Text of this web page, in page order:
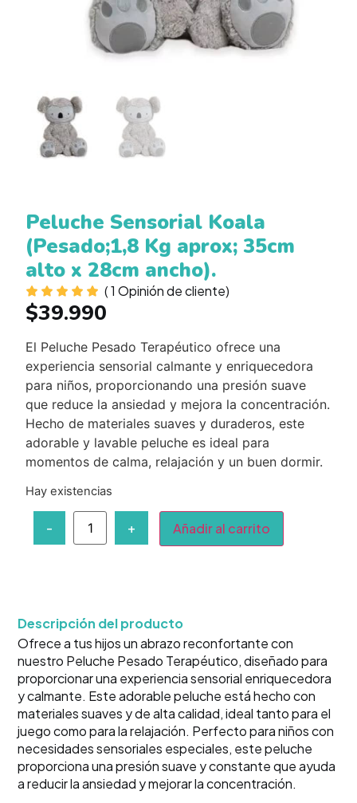
Peluche Sensorial Koala
(Pesado;1,8 Kg aprox; 35cm
alto x 28cm ancho).
(1 Opinión de cliente)
$39.990
El Peluche Pesado Terapéutico ofrece una
experiencia sensorial calmante y enriquecedora
para niños, proporcionando una presión suave
que reduce la ansiedad y mejora la concentración.
Hecho de materiales suaves y duraderos, este
adorable y lavable peluche es ideal para
momentos de calma, relajación y un buen dormir.
Hay existencias
- + Añadir al carrito
Descripción del producto
Ofrece a tus hijos un abrazo reconfortante con
nuestro Peluche Pesado Terapéutico, diseñado para
proporcionar una experiencia sensorial enriquecedora
y calmante. Este adorable peluche está hecho con
materiales suaves y de alta calidad, ideal tanto para el
juego como para la relajación. Perfecto para niños con
necesidades sensoriales especiales, este peluche
proporciona una presión suave y constante que ayuda
a reducir la ansiedad y mejorar la concentración.